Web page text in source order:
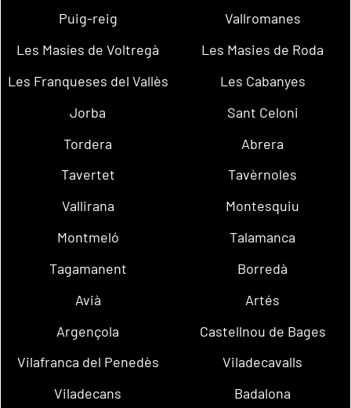
Puig-reig
Vallromanes
Les Masíes de Voltregà
Les Masies de Roda
Les Franqueses del Vallès
Les Cabanyes
Jorba
Sant Celoni
Tordera
Abrera
Tavertet
Tavèrnoles
Vallirana
Montesquiu
Montmeló
Talamanca
Tagamanent
Borredà
Avià
Artés
Argençola
Castellnou de Bages
Vilafranca del Penedès
Viladecavalls
Viladecans
Badalona